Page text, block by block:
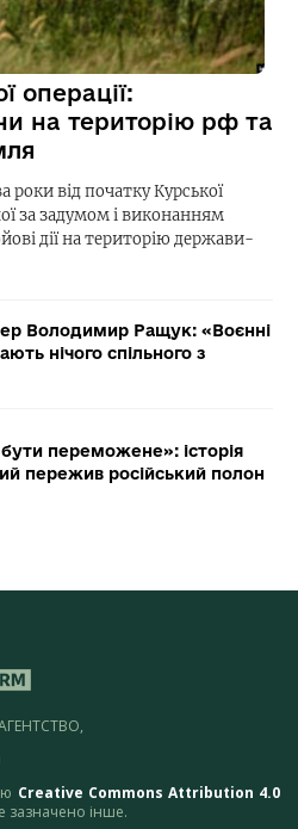
операції:
на територію рф та
роки від початку Курської
за задумом і виконанням
дії на територію держави-
Володимир Ращук: «Воєнні
нічого спільного з
переможене»: історія
пережив російський полон
Creative Commons Attribution 4.0
зазначено інше.